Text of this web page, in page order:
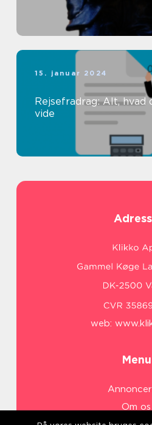
15. januar 2024
Rejsefradrag: Alt, hvad
vide
web:
Menu
Om os